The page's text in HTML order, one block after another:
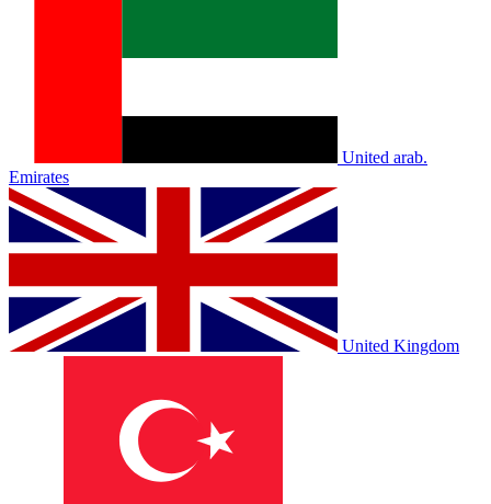
United arab.
Emirates
United Kingdom